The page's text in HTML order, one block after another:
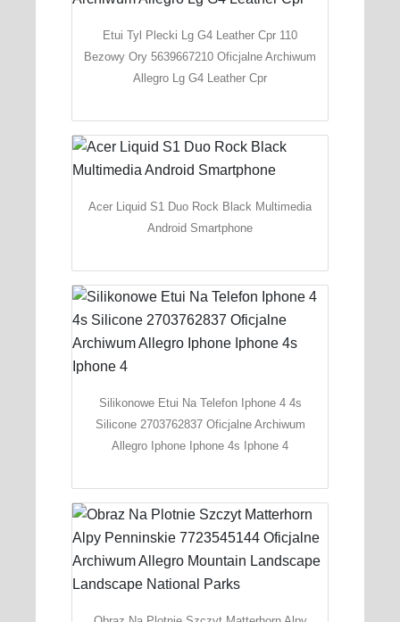
Etui Tyl Plecki Lg G4 Leather Cpr 110
Bezowy Ory 5639667210 Oficjalne Archiwum
Allegro Lg G4 Leather Cpr
Acer Liquid S1 Duo Rock Black Multimedia
Android Smartphone
Silikonowe Etui Na Telefon Iphone 4 4s
Silicone 2703762837 Oficjalne Archiwum
Allegro Iphone Iphone 4s Iphone 4